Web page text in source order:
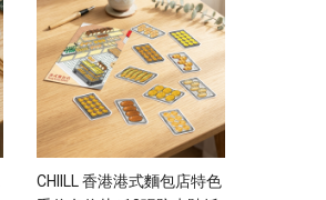
CHIILL 香港港式麵包店特色